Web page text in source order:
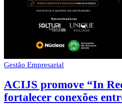
Gestão Empresarial
ACIJS promove “In
fortalecer conexões